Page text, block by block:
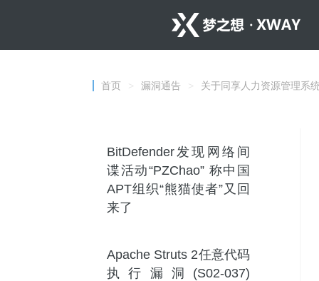
首页 漏洞通告 关于同享人力资源管理系
BitDefender发现网络间
谍活动“PZChao” 称中国
APT组织“熊猫使者”又回
来了
Apache Struts 2任意代码
执行漏洞(S02-037)